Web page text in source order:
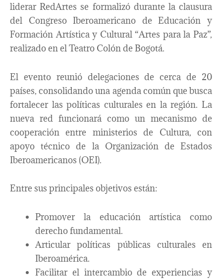
liderar RedArtes se formalizó durante la clausura
del Congreso Iberoamericano de Educación y
Formación Artística y Cultural “Artes para la Paz”,
realizado en el Teatro Colón de Bogotá.
El evento reunió delegaciones de cerca de 20
países, consolidando una agenda común que busca
fortalecer las políticas culturales en la región. La
nueva red funcionará como un mecanismo de
cooperación entre ministerios de Cultura, con
apoyo técnico de la Organización de Estados
Iberoamericanos (OEI).
Entre sus principales objetivos están:
Promover la educación artística como
derecho fundamental.
Articular políticas públicas culturales en
Iberoamérica.
Facilitar el intercambio de experiencias y